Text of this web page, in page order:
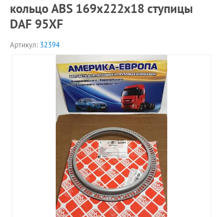
кольцо ABS 169x222x18 ступицы
DAF 95XF
Артикул: 32394